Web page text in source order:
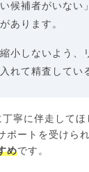
候補者がいない
あります。
小しないよう、
れて精査してい
寧に伴走して
ポートを受けら
めです。